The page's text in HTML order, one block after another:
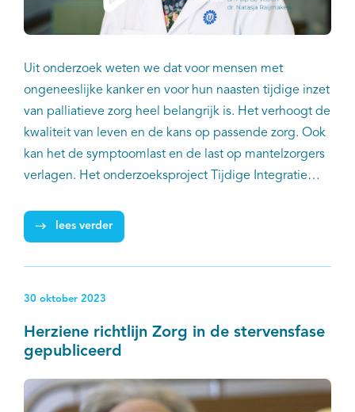
Uit onderzoek weten we dat voor mensen met
ongeneeslijke kanker en voor hun naasten tijdige inzet
van palliatieve zorg heel belangrijk is. Het verhoogt de
kwaliteit van leven en de kans op passende zorg. Ook
kan het de symptoomlast en de last op mantelzorgers
verlagen. Het onderzoeksproject Tijdige Integratie
tijdige inzet van palliatieve zorg bevorderen. In dit
project werkt IKNL samen met de Nederlandse
Centrum (LUMC). Senior-onderzoeker palliatieve zorg
bij IKNL Dr. Natasja Raijmakers en internist-oncoloog
Dr. Filip de Vos zijn betrokken bij het project. We
palliatieve zorg en over waar we nu staan in het
lees verder
30 oktober 2023
Herziene richtlijn Zorg in de stervensfase
gepubliceerd